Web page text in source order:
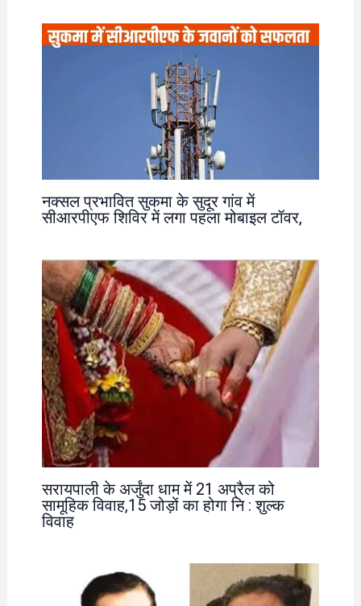
नक्सल प्रभावित सुकमा के सुदूर गांव में
सीआरपीएफ शिविर में लगा पहला मोबाइल टॉवर,
सरायपाली के अर्जुंदा धाम में 21 अप्रैल को
सामूहिक विवाह,15 जोड़ों का होगा नि : शुल्क
विवाह